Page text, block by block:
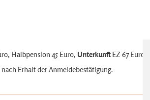
Halbpension 45 Euro, UnterkunftEZ 67 Euro,
Erhalt der Anmeldebestätigung.